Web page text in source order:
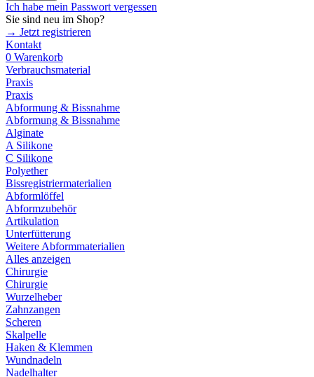
Ich habe mein Passwort vergessen
Sie sind neu im Shop?
→ Jetzt registrieren
Kontakt
0 Warenkorb
Verbrauchsmaterial
Praxis
Praxis
Abformung & Bissnahme
Abformung & Bissnahme
Alginate
A Silikone
C Silikone
Polyether
Bissregistriermaterialien
Abformlöffel
Abformzubehör
Artikulation
Unterfütterung
Weitere Abformmaterialien
Alles anzeigen
Chirurgie
Chirurgie
Wurzelheber
Zahnzangen
Scheren
Skalpelle
Haken & Klemmen
Wundnadeln
Nadelhalter